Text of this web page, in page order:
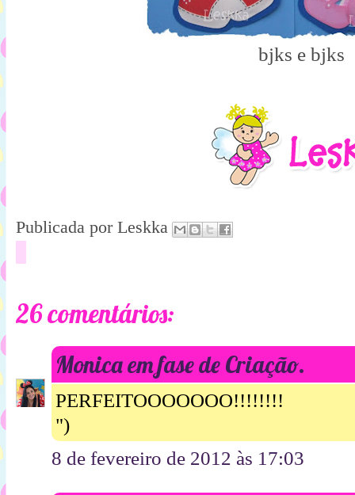
bjks e bjks
Publicada por Leskka
26 comentários:
Monica em fase de Criação.
PERFEITOOOOOOO!!!!!!!!
")
8 de fevereiro de 2012 às 17:03